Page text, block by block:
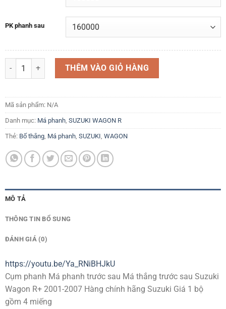
PK phanh sau
Cụm phanh Má phanh trước sau Má thắng trước sau Suzuki Wagon
THÊM VÀO GIỎ HÀNG
Mã sản phẩm: N/A
Danh mục: Má phanh, SUZUKI WAGON R
Thẻ: Bố thắng, Má phanh, SUZUKI, WAGON
MÔ TẢ
THÔNG TIN BỔ SUNG
ĐÁNH GIÁ (0)
https://youtu.be/Ya_RNiBHJkU
Cụm phanh Má phanh trước sau Má thắng trước sau Suzuki
Wagon R+ 2001-2007 Hàng chính hãng Suzuki Giá 1 bộ
gồm 4 miếng